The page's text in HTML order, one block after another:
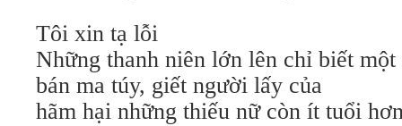
Tôi xin tạ lỗi
Những thanh niên lớn lên chỉ biết
bán ma túy, giết người lấy của
hãm hại những thiếu nữ còn ít tuổi